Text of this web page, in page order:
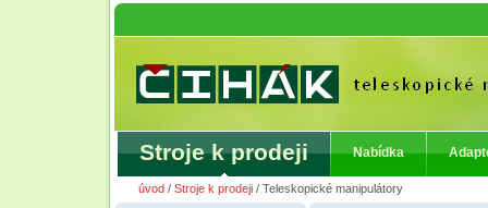
Stroje k prodeji Nabídka
úvod / Stroje k prodeji / Teleskopické manipulátory